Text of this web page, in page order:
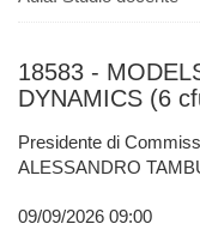
18583 -
DYNAMICS (6
Presidente di
ALESSANDRO
09/09/2026 09:00